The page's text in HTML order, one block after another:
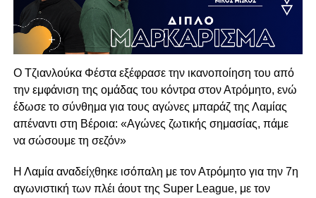
Ο Τζιανλούκα Φέστα εξέφρασε την ικανοποίηση του από
την εμφάνιση της ομάδας του κόντρα στον Ατρόμητο, ενώ
έδωσε το σύνθημα για τους αγώνες μπαράζ της Λαμίας
απέναντι στη Βέροια: «Αγώνες ζωτικής σημασίας, πάμε
να σώσουμε τη σεζόν»
Η Λαμία αναδείχθηκε ισόπαλη με τον Ατρόμητο για την 7η
αγωνιστική των πλέι άουτ της Super League, με τον